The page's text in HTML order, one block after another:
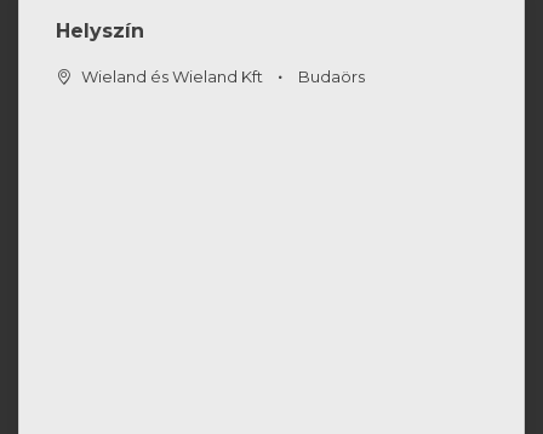
Helyszín
Wieland és Wieland Kft Budaörs